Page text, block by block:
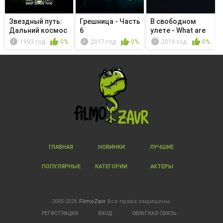
Звездный путь:
Дальний космос
9 - Дет...
1993 год 0%
Грешница - Часть
6
2017 год 0%
В свободном
улете - What are
your tho...
2018 год 0%
ГЛАВНАЯ НОВИНКИ ЛУЧШИЕ
ПОПУЛЯРНЫЕ КАТЕГОРИИ АКТЕРЫ
2005-2026 FilmoZavr Все права защищены.
РЕГИСТРАЦИЯ ВХОД ОБРАТНАЯ СВЯЗЬ